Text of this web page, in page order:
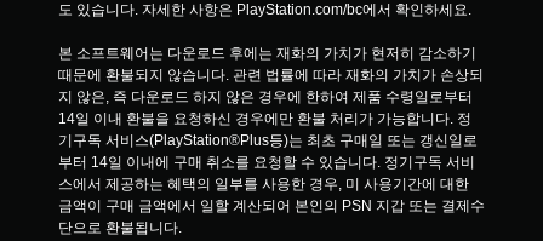
도 있습니다. 자세한 사항은 PlayStation.com/bc에서 확인하세요.
본 소프트웨어는 다운로드 후에는 재화의 가치가 현저히 감소하기
때문에 환불되지 않습니다. 관련 법률에 따라 재화의 가치가 손상되
지 않은, 즉 다운로드 하지 않은 경우에 한하여 제품 수령일로부터
14일 이내 환불을 요청하신 경우에만 환불 처리가 가능합니다. 정
기구독 서비스(PlayStation®Plus등)는 최초 구매일 또는 갱신일로
부터 14일 이내에 구매 취소를 요청할 수 있습니다. 정기구독 서비
스에서 제공하는 혜택의 일부를 사용한 경우, 미 사용기간에 대한
금액이 구매 금액에서 일할 계산되어 본인의 PSN 지갑 또는 결제수
단으로 환불됩니다.